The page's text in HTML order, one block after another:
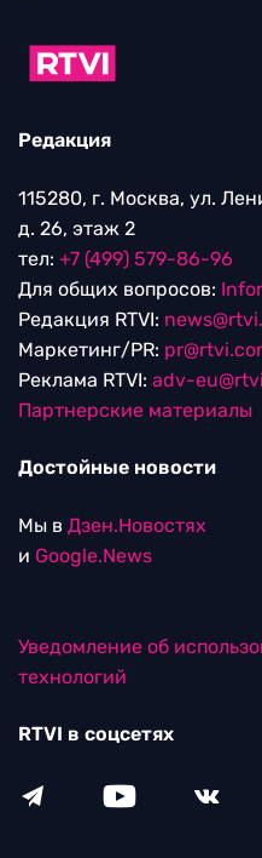
Редакция
115280, г. Москва, ул.
д. 26, этаж 2
тел: +7 (499) 579-86-96
Для общих вопросов:
Редакция RTVI:
Маркетинг/PR:
Реклама RTVI: adv-
Партнерские материалы
Достойные новости
Мы в Дзен.Новостях
и Google.News
Уведомление об
технологий
RTVI в соцсетях